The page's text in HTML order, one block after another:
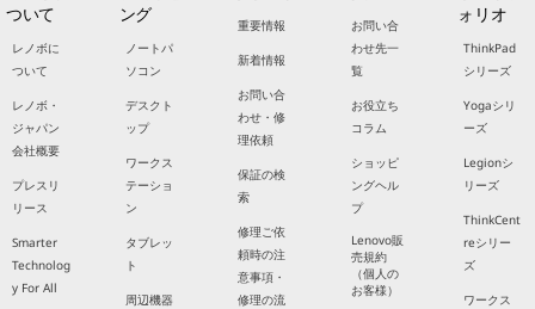
ついて
レノボに
ついて
レノボ・
ジャパン
会社概要
プレスリ
リース
Smarter
Technolog
y For All
ング
ノートパ
ソコン
デスクト
ップ
ワークス
テーショ
ン
タブレッ
ト
周辺機器
重要情報
新着情報
お問い合
わせ・修
理依頼
保証の検
索
修理ご依
頼時の注
意事項・
修理の流
お問い合
わせ先一
覧
お役立ち
コラム
ショッピ
ングヘル
プ
Lenovo販
売規約
（個人の
お客様）
ォリオ
ThinkPad
シリーズ
Yogaシリ
ーズ
Legionシ
リーズ
ThinkCent
reシリー
ズ
ワークス